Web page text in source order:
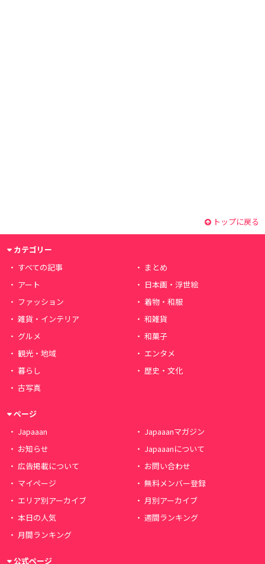
トップに戻る
カテゴリー
すべての記事
まとめ
アート
日本画・浮世絵
ファッション
着物・和服
雑貨・インテリア
和雑貨
グルメ
和菓子
観光・地域
エンタメ
暮らし
歴史・文化
古写真
ページ
Japaaan
Japaaanマガジン
お知らせ
Japaaanについて
広告掲載について
お問い合わせ
マイページ
無料メンバー登録
エリア別アーカイブ
月別アーカイブ
本日の人気
週間ランキング
月間ランキング
公式ページ